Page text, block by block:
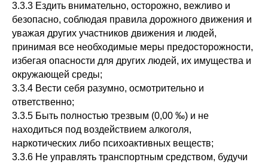
3.3.3 Ездить внимательно, осторожно, вежливо и
безопасно, соблюдая правила дорожного движения и
уважая других участников движения и людей,
принимая все необходимые меры предосторожности,
избегая опасности для других людей, их имущества и
окружающей среды;
3.3.4 Вести себя разумно, осмотрительно и
ответственно;
3.3.5 Быть полностью трезвым (0,00 ‰) и не
находиться под воздействием алкоголя,
наркотических либо психоактивных веществ;
3.3.6 Не управлять транспортным средством, будучи